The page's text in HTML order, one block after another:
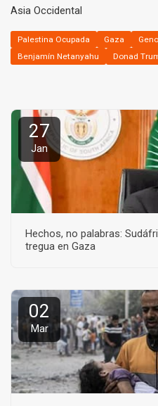
Asia Occidental
Palestina Ocupada Gaza
Benjamín Netanyahu
Donad
27
Jan
Hechos, no palabras:
tregua en Gaza
02
Mar